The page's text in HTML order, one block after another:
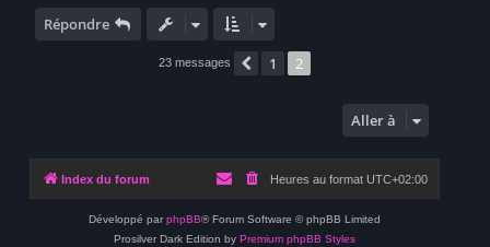
Répondre
23 messages Précédente
1 2
Aller à
Index du forum Heures au format UTC+02:00
Développé par phpBB® Forum Software © phpBB Limited
Prosilver Dark Edition by Premium phpBB Styles